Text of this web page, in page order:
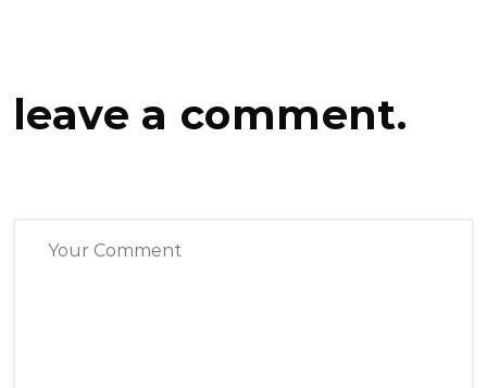
leave a comment.